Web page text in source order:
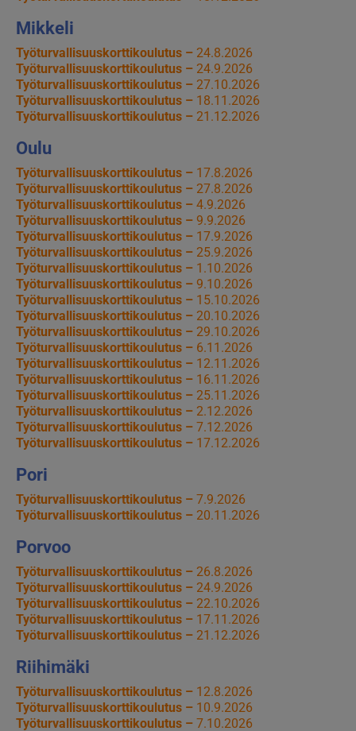
Mikkeli
Työturvallisuuskorttikoulutus – 24.8.2026
Työturvallisuuskorttikoulutus – 24.9.2026
Työturvallisuuskorttikoulutus – 27.10.2026
Työturvallisuuskorttikoulutus – 18.11.2026
Työturvallisuuskorttikoulutus – 21.12.2026
Oulu
Työturvallisuuskorttikoulutus – 17.8.2026
Työturvallisuuskorttikoulutus – 27.8.2026
Työturvallisuuskorttikoulutus – 4.9.2026
Työturvallisuuskorttikoulutus – 9.9.2026
Työturvallisuuskorttikoulutus – 17.9.2026
Työturvallisuuskorttikoulutus – 25.9.2026
Työturvallisuuskorttikoulutus – 1.10.2026
Työturvallisuuskorttikoulutus – 9.10.2026
Työturvallisuuskorttikoulutus – 15.10.2026
Työturvallisuuskorttikoulutus – 20.10.2026
Työturvallisuuskorttikoulutus – 29.10.2026
Työturvallisuuskorttikoulutus – 6.11.2026
Työturvallisuuskorttikoulutus – 12.11.2026
Työturvallisuuskorttikoulutus – 16.11.2026
Työturvallisuuskorttikoulutus – 25.11.2026
Työturvallisuuskorttikoulutus – 2.12.2026
Työturvallisuuskorttikoulutus – 7.12.2026
Työturvallisuuskorttikoulutus – 17.12.2026
Pori
Työturvallisuuskorttikoulutus – 7.9.2026
Työturvallisuuskorttikoulutus – 20.11.2026
Porvoo
Työturvallisuuskorttikoulutus – 26.8.2026
Työturvallisuuskorttikoulutus – 24.9.2026
Työturvallisuuskorttikoulutus – 22.10.2026
Työturvallisuuskorttikoulutus – 17.11.2026
Työturvallisuuskorttikoulutus – 21.12.2026
Riihimäki
Työturvallisuuskorttikoulutus – 12.8.2026
Työturvallisuuskorttikoulutus – 10.9.2026
Työturvallisuuskorttikoulutus – 7.10.2026